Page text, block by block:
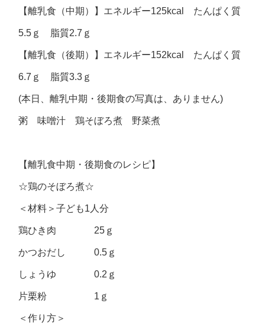
【離乳食（中期）】エネルギー125kcal たんぱく質
5.5ｇ 脂質2.7ｇ
【離乳食（後期）】エネルギー152kcal たんぱく質
6.7ｇ 脂質3.3ｇ
(本日、離乳中期・後期食の写真は、ありません)
粥 味噌汁 鶏そぼろ煮 野菜煮
【離乳食中期・後期食のレシピ】
☆鶏のそぼろ煮☆
＜材料＞子ども1人分
鶏ひき肉 25ｇ
かつおだし 0.5ｇ
しょうゆ 0.2ｇ
片栗粉 1ｇ
＜作り方＞